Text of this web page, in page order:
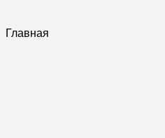
Главная